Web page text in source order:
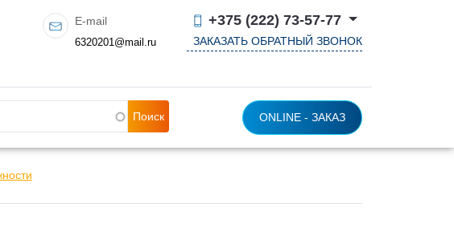
E-mail
6320201@mail.ru
+375 (222) 73-57-77
ЗАКАЗАТЬ ОБРАТНЫЙ ЗВОНОК
ONLINE - ЗАКАЗ